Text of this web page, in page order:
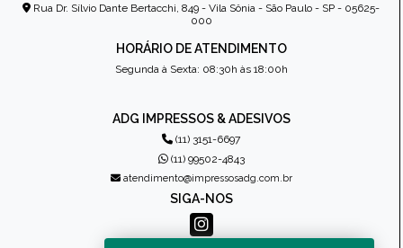
Rua Dr. Sílvio Dante Bertacchi, 849 - Vila Sônia - São Paulo - SP - 05625-
000
HORÁRIO DE ATENDIMENTO
Segunda à Sexta: 08:30h às 18:00h
ADG IMPRESSOS & ADESIVOS
(11) 3151-6697
(11) 99502-4843
atendimento@impressosadg.com.br
SIGA-NOS